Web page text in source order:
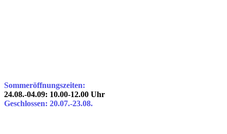
Sommeröffnungszeiten:
24.08.-04.09: 10.00-12.00 Uhr
Geschlossen: 20.07.-23.08.